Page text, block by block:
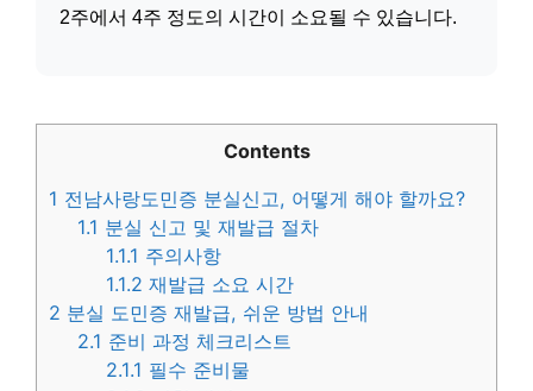
2주에서 4주 정도의 시간이 소요될 수 있습니다.
Contents
1 전남사랑도민증 분실신고, 어떻게 해야 할까요?
1.1 분실 신고 및 재발급 절차
1.1.1 주의사항
1.1.2 재발급 소요 시간
2 분실 도민증 재발급, 쉬운 방법 안내
2.1 준비 과정 체크리스트
2.1.1 필수 준비물